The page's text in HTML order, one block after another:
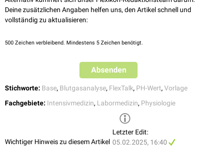
2
Ein Überschuss an Basen, der mit einer Säure ausgeglichen werden
muss, wird alspositiverBase Excess bezeichnet. Umgekehrt wird ein
und ist mit einem "-" (minus) gekennzeichnet.
Deine zusätzlichen Angaben helfen uns, den Artikel schnell und
vollständig zu aktualisieren:
500 Zeichen verbleibend. Mindestens 5 Zeichen benötigt.
Absenden
Stichworte: Base, Blutgasanalyse, FlexTalk, PH-Wert, Vorlage
Fachgebiete: Intensivmedizin, Labormedizin, Physiologie
Wichtiger Hinweis zu diesem Artikel
Letzter Edit:
05.02.2025, 16:40